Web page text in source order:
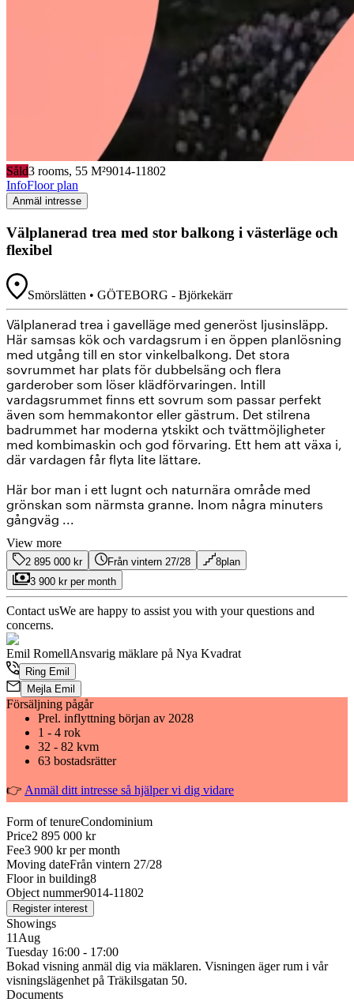
Såld3 rooms, 55 M²9014-11802
InfoFloor plan
Anmäl intresse
Välplanerad trea med stor balkong i västerläge och
flexibel
Smörslätten • GÖTEBORG - Björkekärr
Välplanerad trea i gavelläge med generöst ljusinsläpp.
Här samsas kök och vardagsrum i en öppen planlösning
med utgång till en stor vinkelbalkong. Det stora
sovrummet har plats för dubbelsäng och flera
garderober som löser klädförvaringen. Intill
vardagsrummet finns ett sovrum som passar perfekt
även som hemmakontor eller gästrum. Det stilrena
badrummet har moderna ytskikt och tvättmöjligheter
med kombimaskin och god förvaring. Ett hem att växa i,
där vardagen får flyta lite lättare.
Här bor man i ett lugnt och naturnära område med
grönskan som närmsta granne. Inom några minuters
gångväg ...
View more
2 895 000 kr Från vintern 27/28
8plan
3 900 kr per month
Contact usWe are happy to assist you with your questions and
concerns.
Emil RomellAnsvarig mäklare på Nya Kvadrat
Ring Emil
Mejla Emil
Försäljning pågår
Prel. inflyttning början av 2028
1 - 4 rok
32 - 82 kvm
63 bostadsrätter
👉 Anmäl ditt intresse så hjälper vi dig vidare
Form of tenureCondominium
Price2 895 000 kr
Fee3 900 kr per month
Moving dateFrån vintern 27/28
Floor in building8
Object nummer9014-11802
Register interest
Showings
11Aug
Tuesday 16:00 - 17:00
Bokad visning anmäl dig via mäklaren. Visningen äger rum i vår
visningslägenhet på Träkilsgatan 50.
Documents